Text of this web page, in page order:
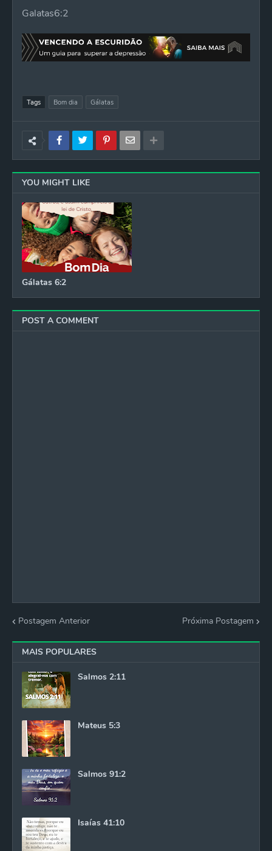
Galatas6:2
Tags Bom dia Gálatas
YOU MIGHT LIKE
Gálatas 6:2
POST A COMMENT
Postagem Anterior Próxima Postagem
MAIS POPULARES
Salmos 2:11
Mateus 5:3
Salmos 91:2
Isaías 41:10